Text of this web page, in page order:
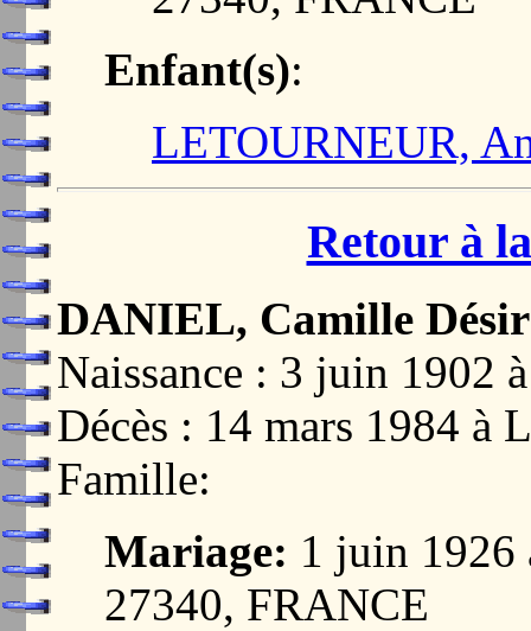
Enfant(s):
LETOURNEUR,
Retour à
DANIEL, Camille
Naissance : 3 juin 1902
Décès : 14 mars 1984
Famille:
Mariage: 1 juin
27340, FRANCE